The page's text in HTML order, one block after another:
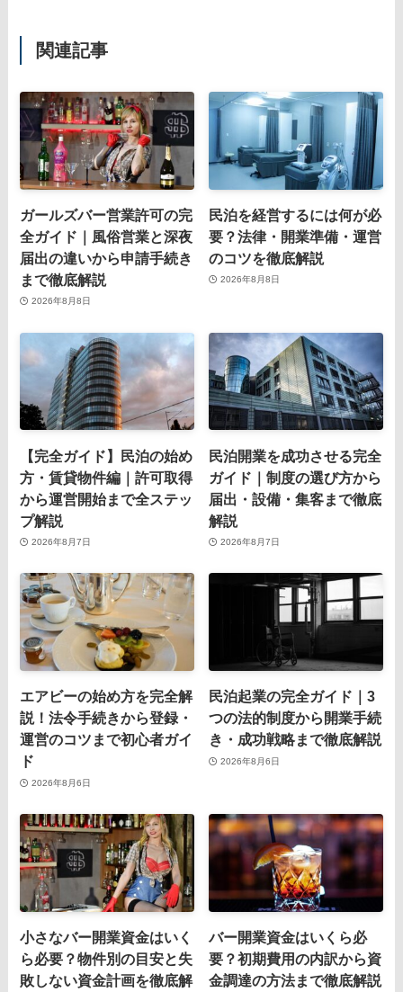
関連記事
ガールズバー営業許可の完
全ガイド｜風俗営業と深夜
届出の違いから申請手続き
まで徹底解説
2026年8月8日
民泊を経営するには何が必
要？法律・開業準備・運営
のコツを徹底解説
2026年8月8日
【完全ガイド】民泊の始め
方・賃貸物件編｜許可取得
から運営開始まで全ステッ
プ解説
2026年8月7日
民泊開業を成功させる完全
ガイド｜制度の選び方から
届出・設備・集客まで徹底
解説
2026年8月7日
エアビーの始め方を完全解
説！法令手続きから登録・
運営のコツまで初心者ガイ
ド
2026年8月6日
民泊起業の完全ガイド｜3
つの法的制度から開業手続
き・成功戦略まで徹底解説
2026年8月6日
小さなバー開業資金はいく
ら必要？物件別の目安と失
敗しない資金計画を徹底解
バー開業資金はいくら必
要？初期費用の内訳から資
金調達の方法まで徹底解説